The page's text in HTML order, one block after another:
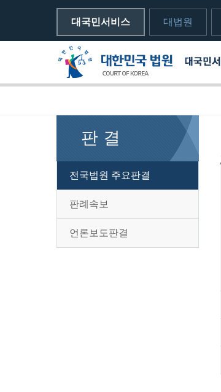
대국민서비스 대법원
메뉴전체보기
판 결
전국법원 주요판결
판례속보
언론보도판결